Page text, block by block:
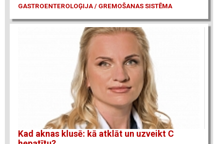
GASTROENTEROLOĢIJA / GREMOŠANAS SISTĒMA
Kad aknas klusē: kā atklāt un uzveikt C